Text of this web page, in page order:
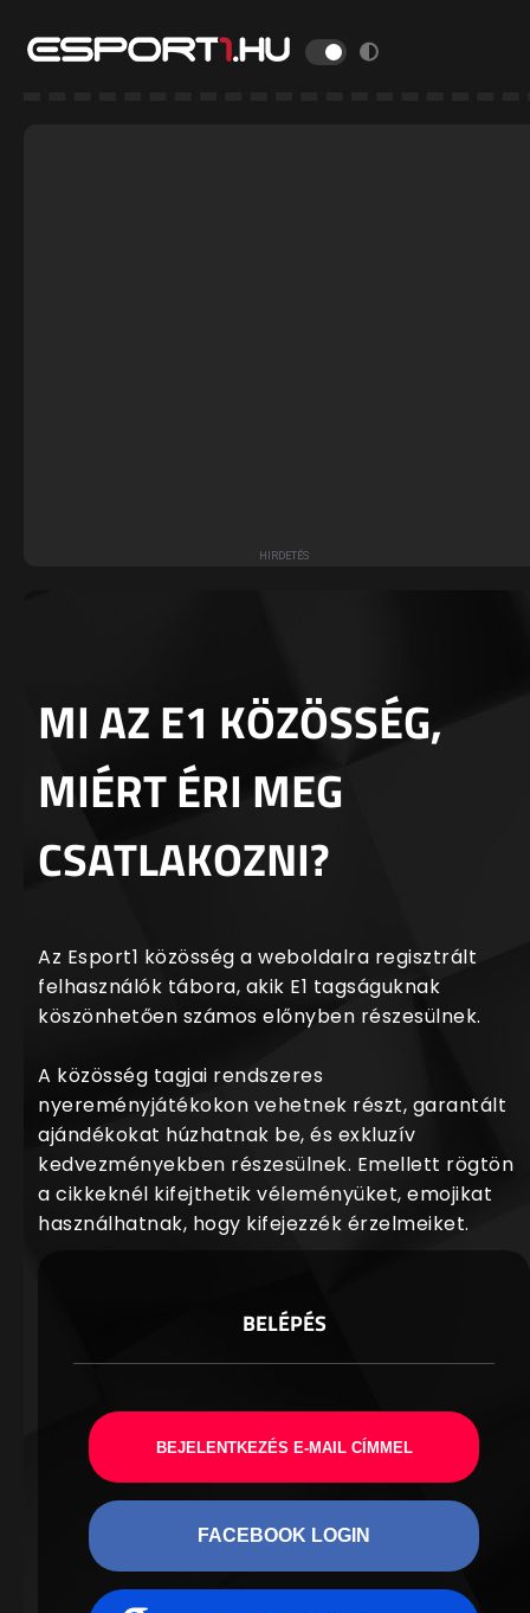
MI AZ E1 KÖZÖSSÉG,
MIÉRT ÉRI MEG
CSATLAKOZNI?
Az Esport1 közösség a weboldalra regisztrált
felhasználók tábora, akik E1 tagságuknak
köszönhetően számos előnyben részesülnek.
A közösség tagjai rendszeres
nyereményjátékokon vehetnek részt, garantált
ajándékokat húzhatnak be, és exkluzív
kedvezményekben részesülnek. Emellett rögtön
a cikkeknél kifejthetik véleményüket, emojikat
használhatnak, hogy kifejezzék érzelmeiket.
BELÉPÉS
BEJELENTKEZÉS E-MAIL CÍMMEL
FACEBOOK LOGIN